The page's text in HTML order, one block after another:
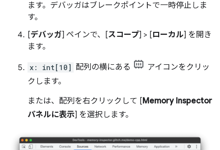
ます。デバッガはブレークポイントで一時停止しま
す。
[デバッガ] ペインで、[スコープ] > [ローカル] を開き
ます。
x: int[10] 配列の横にある
アイコンをクリッ
クします。
または、配列を右クリックして [Memory Inspector
パネルに表示] を選択します。